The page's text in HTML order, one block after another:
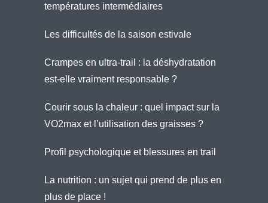
températures intermédiaires
Les difficultés de la saison estivale
Crampes en ultra-trail : la déshydratation
est-elle vraiment responsable ?
Courir sous la chaleur : quel impact sur la
VO2max et l’utilisation des graisses ?
Profil psychologique et blessures en trail
La nutrition : un sujet qui prend de plus en
plus de place !